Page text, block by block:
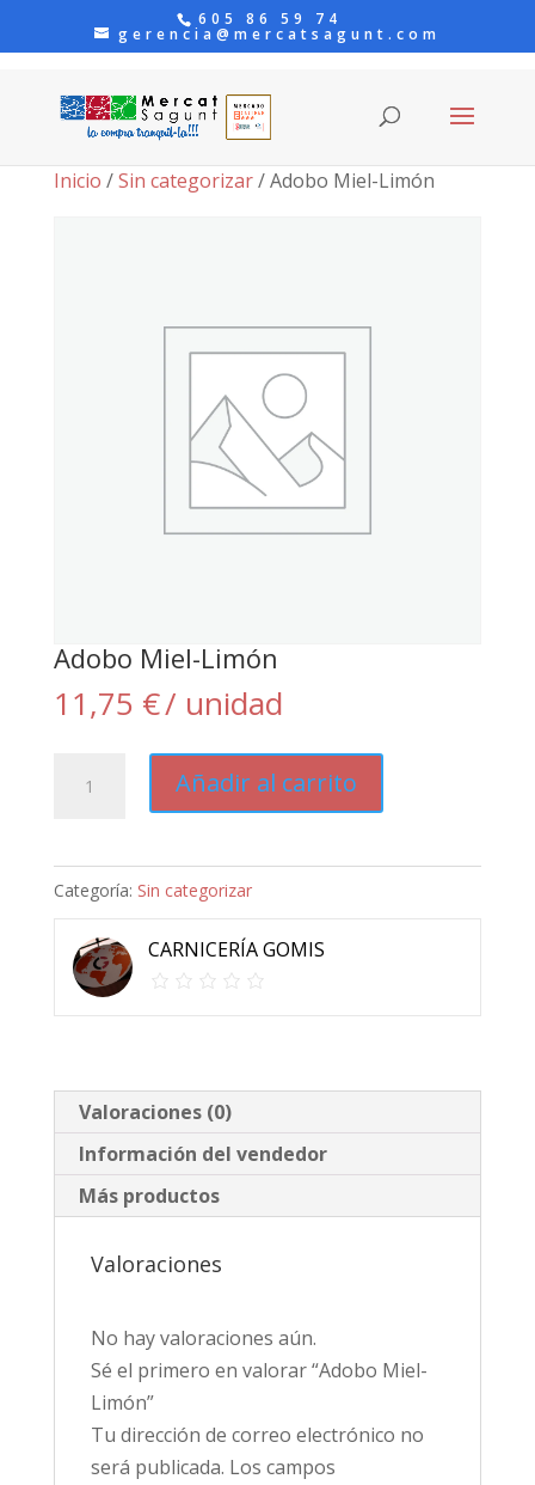
605 86 59 74
gerencia@mercatsagunt.com
Inicio /Sin categorizar/ Adobo Miel-Limón
Adobo Miel-Limón
11,75 €/ unidad
Miel-
cantidad
Añadir al carrito
Categoría: Sin categorizar
CARNICERÍA GOMIS
Valoraciones (0)
Información del vendedor
Más productos
Valoraciones
No hay valoraciones aún.
Sé el primero en valorar “Adobo Miel-
Limón”
Tu dirección de correo electrónico no
será publicada. Los campos